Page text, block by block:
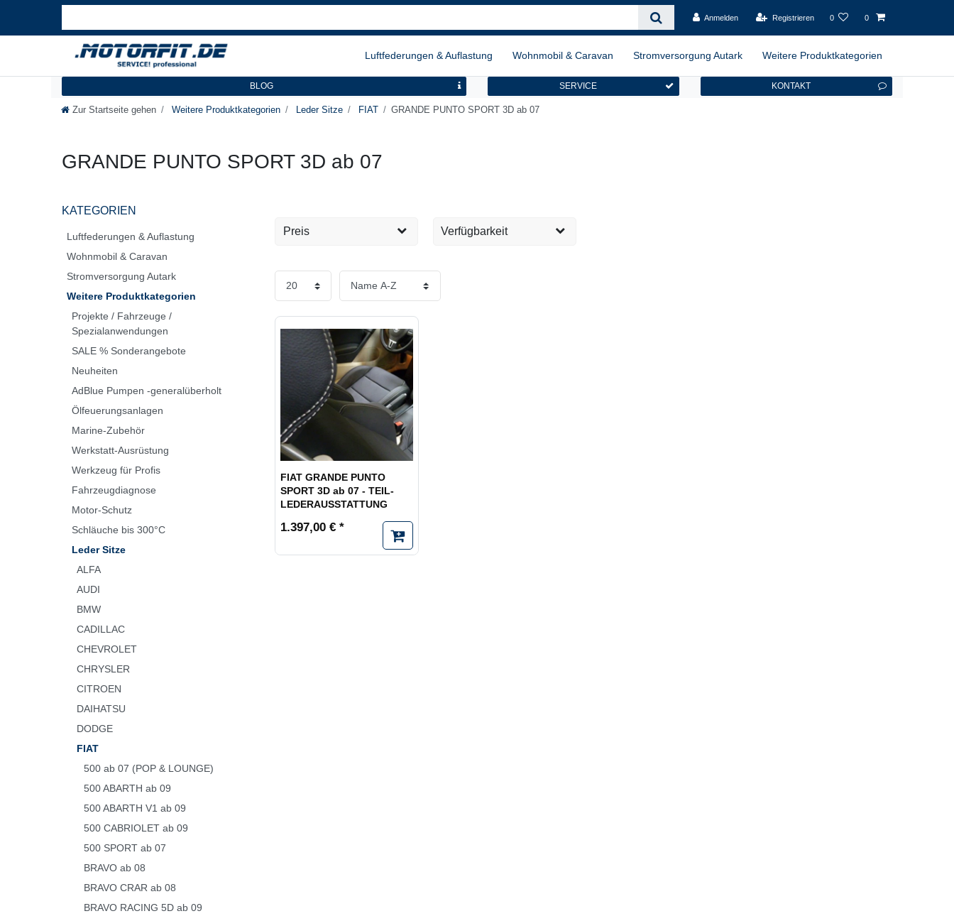
Anmelden Registrieren 0 0
Luftfederungen & Auflastung Wohnmobil & Caravan Stromversorgung Autark Weitere Produktkategorien
BLOG SERVICE KONTAKT
Zur Startseite gehen Weitere Produktkategorien Leder Sitze FIAT GRANDE PUNTO SPORT 3D ab 07
GRANDE PUNTO SPORT 3D ab 07
KATEGORIEN
Luftfederungen & Auflastung
Wohnmobil & Caravan
Stromversorgung Autark
Weitere Produktkategorien
Projekte / Fahrzeuge /
Spezialanwendungen
SALE % Sonderangebote
Neuheiten
AdBlue Pumpen -generalüberholt
Ölfeuerungsanlagen
Marine-Zubehör
Werkstatt-Ausrüstung
Werkzeug für Profis
Fahrzeugdiagnose
Motor-Schutz
Schläuche bis 300°C
Leder Sitze
ALFA
AUDI
BMW
CADILLAC
CHEVROLET
CHRYSLER
CITROEN
DAIHATSU
DODGE
FIAT
500 ab 07 (POP & LOUNGE)
500 ABARTH ab 09
500 ABARTH V1 ab 09
500 CABRIOLET ab 09
500 SPORT ab 07
BRAVO ab 08
BRAVO CRAR ab 08
BRAVO RACING 5D ab 09
Preis Verfügbarkeit
FIAT GRANDE PUNTO
SPORT 3D ab 07 - TEIL-
LEDERAUSSTATTUNG
1.397,00 € *